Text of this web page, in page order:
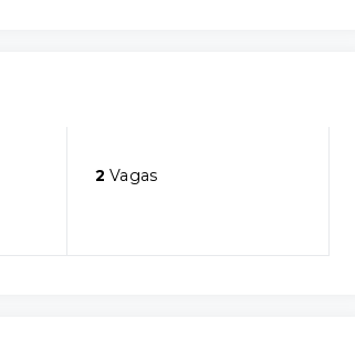
2 Vagas